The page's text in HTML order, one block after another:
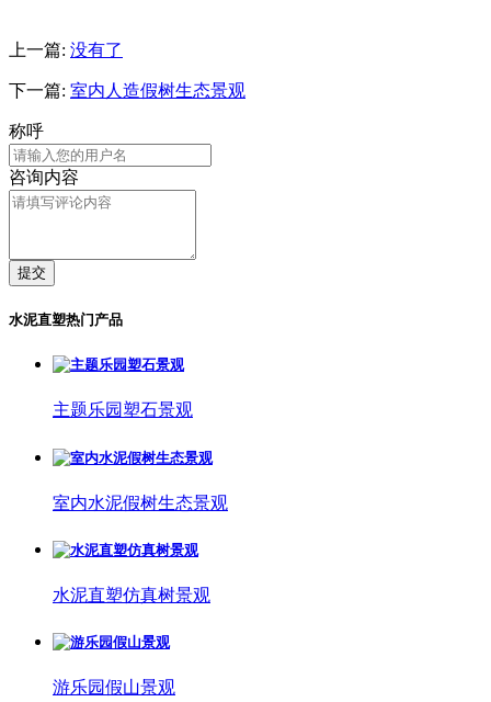
上一篇: 没有了
下一篇: 室内人造假树生态景观
称呼
咨询内容
提交
水泥直塑热门产品
主题乐园塑石景观
室内水泥假树生态景观
水泥直塑仿真树景观
游乐园假山景观